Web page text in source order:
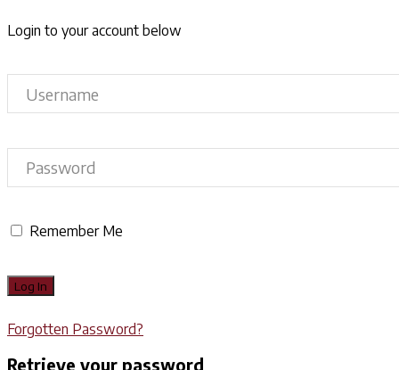
Login to your account below
Remember Me
Forgotten Password?
Retrieve your password